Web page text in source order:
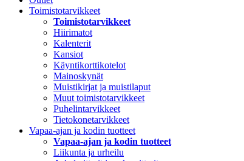
Toimistotarvikkeet
Toimistotarvikkeet
Hiirimatot
Kalenterit
Kansiot
Käyntikorttikotelot
Mainoskynät
Muistikirjat ja muistilaput
Muut toimistotarvikkeet
Puhelintarvikkeet
Tietokonetarvikkeet
Vapaa-ajan ja kodin tuotteet
Vapaa-ajan ja kodin tuotteet
Liikunta ja urheilu